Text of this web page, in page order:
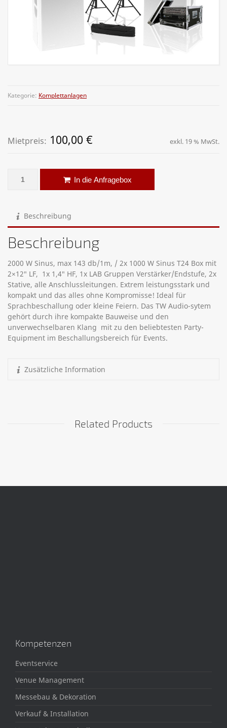
Kategorie: Komplettanlagen
Mietpreis: 100,00 € exkl. 19 % MwSt.
TW Audio System – 2 kW Menge
In die Anfragebox
Beschreibung
Beschreibung
2000 W Sinus, max 143 db/1m, / 2x 1000 W Sinus T24 Box mit
2×12″ LF, 1x 1,4″ HF, 1x LAB Gruppen Verstärker/Endstufe, 2x
Stative, alle Anschlussleitungen. Extrem leistungsstark und
kompakt und das alles ohne Kompromisse! Ideal für
Sprachbeschallung oder kleine Feiern. Das TW Audio-sytem
gehört durch ihre kompakte Bauweise und den
unverwechselbaren Klang mit zu den beliebtesten Party-
Equipment im Beschallungsbereich für Events.
Zusätzliche Information
Related Products
Kompetenzen
Eventservice
Venue Management
Messebau & Dekoration
Verkauf & Installation